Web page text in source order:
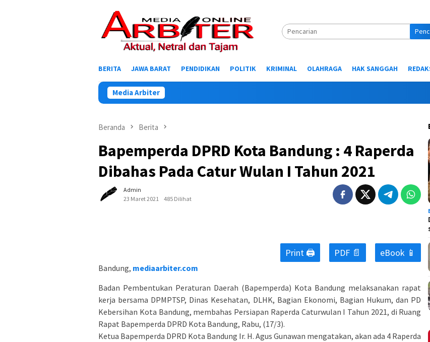
BERITA JAWA BARAT PENDIDIKAN POLITIK KRIMINAL OLAHRAGA HAK SANGGAH
Media Arbiter
Beranda Berita
Bapemperda DPRD Kota Bandung : 4 Raperda
Dibahas Pada Catur Wulan I Tahun 2021
Admin
23 Maret 2021
485 Dilihat
Print 🖨 PDF 📄 eBook 📱
Bandung, mediaarbiter.com
Badan Pembentukan Peraturan Daerah (Bapemperda) Kota Bandung melaksanakan rapat
kerja bersama DPMPTSP, Dinas Kesehatan, DLHK, Bagian Ekonomi, Bagian Hukum, dan PD
Kebersihan Kota Bandung, membahas Persiapan Raperda Caturwulan I Tahun 2021, di Ruang
Rapat Bapemperda DPRD Kota Bandung, Rabu, (17/3).
Ketua Bapemperda DPRD Kota Bandung Ir. H. Agus Gunawan mengatakan, akan ada 4 Raperda